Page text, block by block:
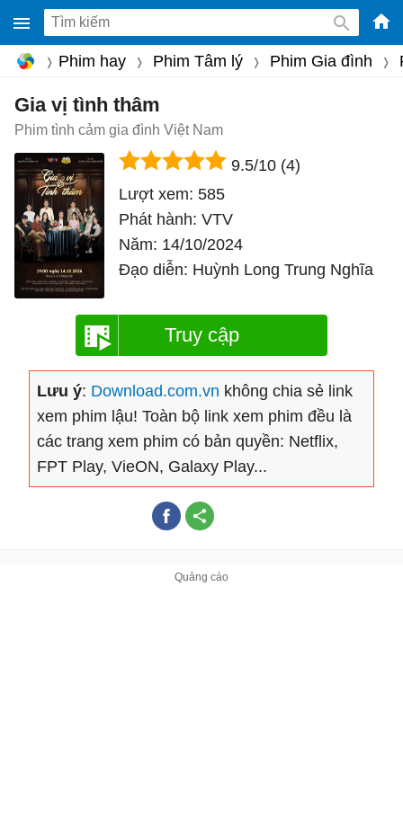
-
iOS,
Phim hay Phim Tâm lý Phim Gia đình
Gia vị tình thâm
Phim tình cảm gia đình Việt Nam
9.5/10 (4)
Lượt xem: 585
Phát hành: VTV
Năm: 14/10/2024
Đạo diễn: Huỳnh Long Trung Nghĩa
Truy cập
Lưu ý: Download.com.vn không chia sẻ link
xem phim lậu! Toàn bộ link xem phim đều là
các trang xem phim có bản quyền: Netflix,
FPT Play, VieON, Galaxy Play...